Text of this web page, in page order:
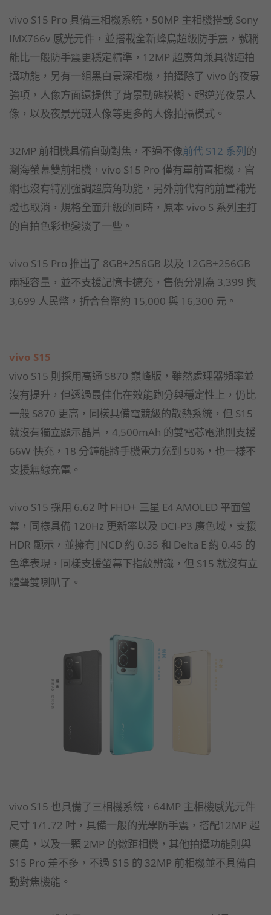
vivo S15 Pro 具備三相機系統，50MP 主相機搭載 Sony
IMX766v 感光元件，並搭載全新蜂鳥超級防手震，號稱
能比一般防手震更穩定精準，12MP 超廣角兼具微距拍
攝功能，另有一組黑白景深相機，拍攝除了 vivo 的夜景
強項，人像方面還提供了背景動態模糊、超逆光夜景人
像，以及夜景光斑人像等更多的人像拍攝模式。
32MP 前相機具備自動對焦，不過不像前代 S12 系列的
瀏海螢幕雙前相機，vivo S15 Pro 僅有單前置相機，官
網也沒有特別強調超廣角功能，另外前代有的前置補光
燈也取消，規格全面升級的同時，原本 vivo S 系列主打
的自拍色彩也變淡了一些。
vivo S15 Pro 推出了 8GB+256GB 以及 12GB+256GB
兩種容量，並不支援記憶卡擴充，售價分別為 3,399 與
3,699 人民幣，折合台幣約 15,000 與 16,300 元。
vivo S15
vivo S15 則採用高通 S870 巔峰版，雖然處理器頻率並
沒有提升，但透過最佳化在效能跑分與穩定性上，仍比
一般 S870 更高，同樣具備電競級的散熱系統，但 S15
就沒有獨立顯示晶片，4,500mAh 的雙電芯電池則支援
66W 快充，18 分鐘能將手機電力充到 50%，也一樣不
支援無線充電。
vivo S15 採用 6.62 吋 FHD+ 三星 E4 AMOLED 平面螢
幕，同樣具備 120Hz 更新率以及 DCI-P3 廣色域，支援
HDR 顯示，並擁有 JNCD 約 0.35 和 Delta E 約 0.45 的
色準表現，同樣支援螢幕下指紋辨識，但 S15 就沒有立
體聲雙喇叭了。
vivo S15 也具備了三相機系統，64MP 主相機感光元件
尺寸 1/1.72 吋，具備一般的光學防手震，搭配12MP 超
廣角，以及一顆 2MP 的微距相機，其他拍攝功能則與
S15 Pro 差不多，不過 S15 的 32MP 前相機並不具備自
動對焦機能。